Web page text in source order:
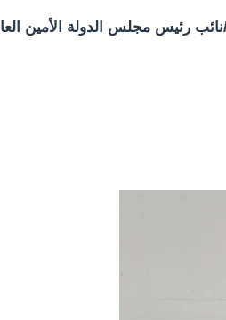
رئيس مجلس الدولة الأمين